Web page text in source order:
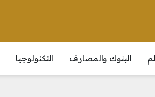
البنوك والمصارف التكنولوجيا